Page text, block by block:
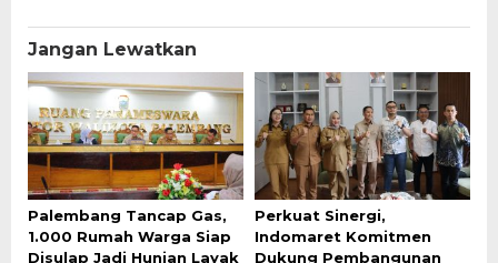
Jangan Lewatkan
Palembang Tancap Gas,
1.000 Rumah Warga Siap
Disulap Jadi Hunian Layak
Perkuat Sinergi,
Indomaret Komitmen
Dukung Pembangunan